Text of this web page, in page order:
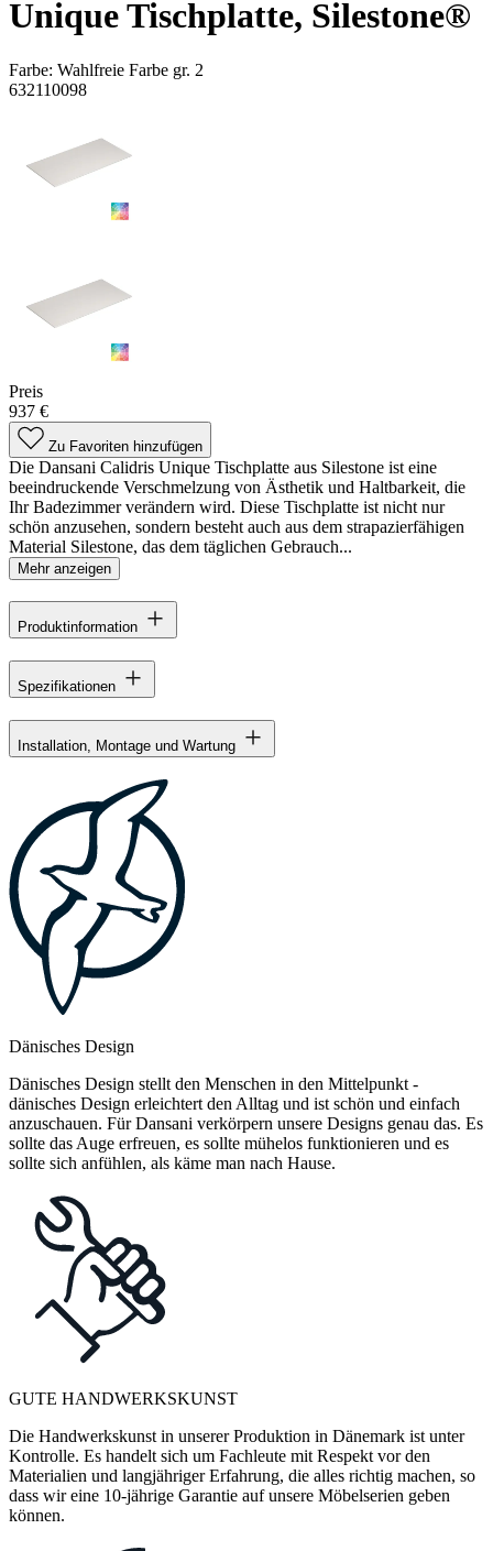
Unique Tischplatte, Silestone®
Farbe: Wahlfreie Farbe gr. 2
632110098
Preis
937 €
Zu Favoriten hinzufügen
Die Dansani Calidris Unique Tischplatte aus Silestone ist eine
beeindruckende Verschmelzung von Ästhetik und Haltbarkeit, die
Ihr Badezimmer verändern wird. Diese Tischplatte ist nicht nur
schön anzusehen, sondern besteht auch aus dem strapazierfähigen
Material Silestone, das dem täglichen Gebrauch...
Mehr anzeigen
Produktinformation
Spezifikationen
Installation, Montage und Wartung
Dänisches Design
Dänisches Design stellt den Menschen in den Mittelpunkt -
dänisches Design erleichtert den Alltag und ist schön und einfach
anzuschauen. Für Dansani verkörpern unsere Designs genau das. Es
sollte das Auge erfreuen, es sollte mühelos funktionieren und es
sollte sich anfühlen, als käme man nach Hause.
GUTE HANDWERKSKUNST
Die Handwerkskunst in unserer Produktion in Dänemark ist unter
Kontrolle. Es handelt sich um Fachleute mit Respekt vor den
Materialien und langjähriger Erfahrung, die alles richtig machen, so
dass wir eine 10-jährige Garantie auf unsere Möbelserien geben
können.